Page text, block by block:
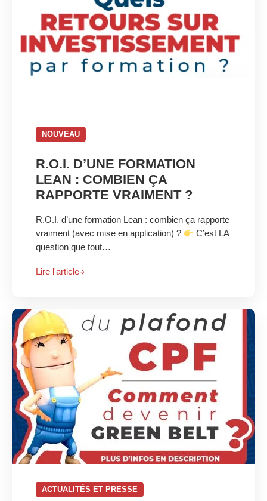
NOUVEAU
R.O.I. D’UNE FORMATION
LEAN : COMBIEN ÇA
RAPPORTE VRAIMENT ?
R.O.I. d’une formation Lean : combien ça rapporte
vraiment (avec mise en application) ?
C’est LA
question que tout…
Lire l'article
ACTUALITÉS ET PRESSE